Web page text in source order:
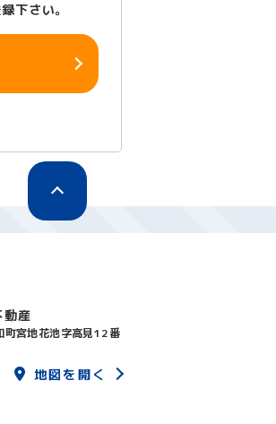
下さい。
産
町宮地花池字高見12番
地図を開く